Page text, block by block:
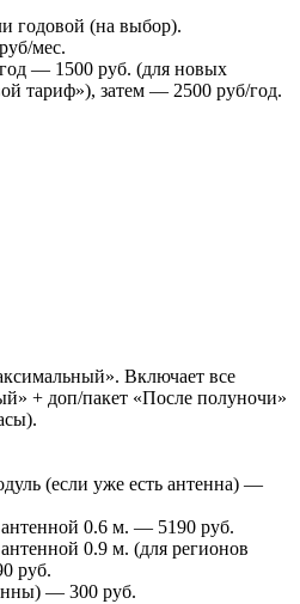
годовой (на выбор).
мес.
— 1500 руб. (для новых
тариф»), затем — 2500 руб/год.
Включает все
+ доп/пакет «После полуночи»
(если уже есть антенна) —
0.6 м. — 5190 руб.
0.9 м. (для регионов
руб.
— 300 руб.